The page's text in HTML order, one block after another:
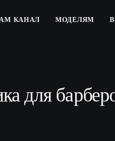
КАНАЛ МОДЕЛЯМ
для